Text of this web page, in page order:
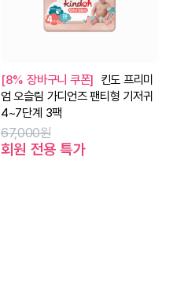
[8% 장바구니 쿠폰] 킨도 프리미
엄 오슬림 가디언즈 팬티형 기저귀
4~7단계 3팩
67,000원
회원 전용 특가